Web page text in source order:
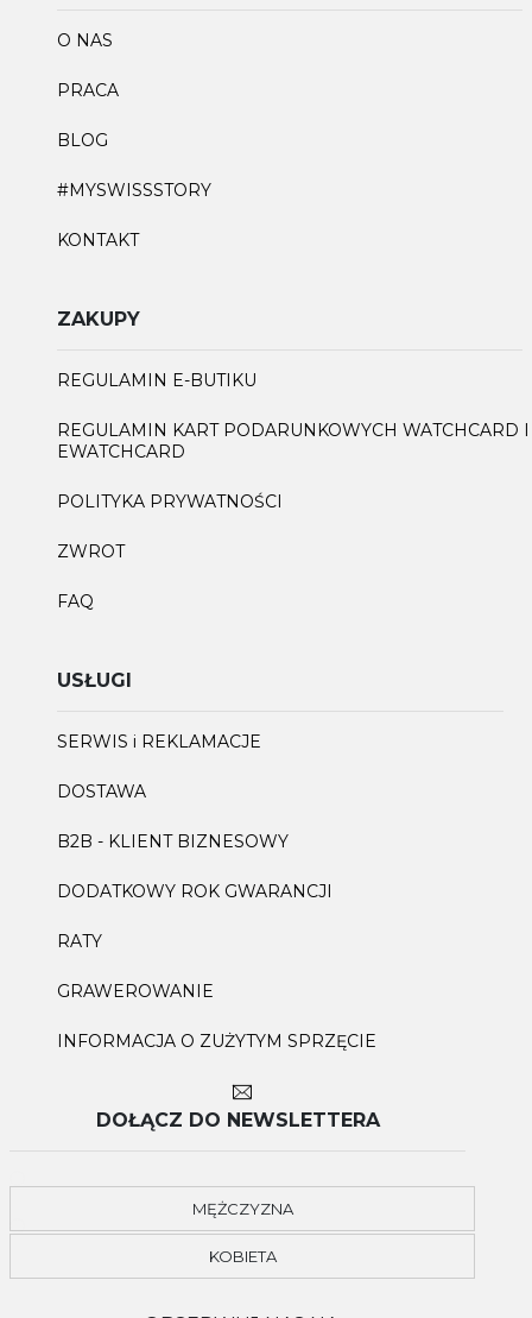
O NAS
PRACA
BLOG
#MYSWISSSTORY
KONTAKT
ZAKUPY
REGULAMIN E-BUTIKU
REGULAMIN KART PODARUNKOWYCH WATCHCARD I
EWATCHCARD
POLITYKA PRYWATNOŚCI
ZWROT
FAQ
USŁUGI
SERWIS i REKLAMACJE
DOSTAWA
B2B - KLIENT BIZNESOWY
DODATKOWY ROK GWARANCJI
RATY
GRAWEROWANIE
INFORMACJA O ZUŻYTYM SPRZĘCIE
DOŁĄCZ DO NEWSLETTERA
MĘŻCZYZNA
KOBIETA